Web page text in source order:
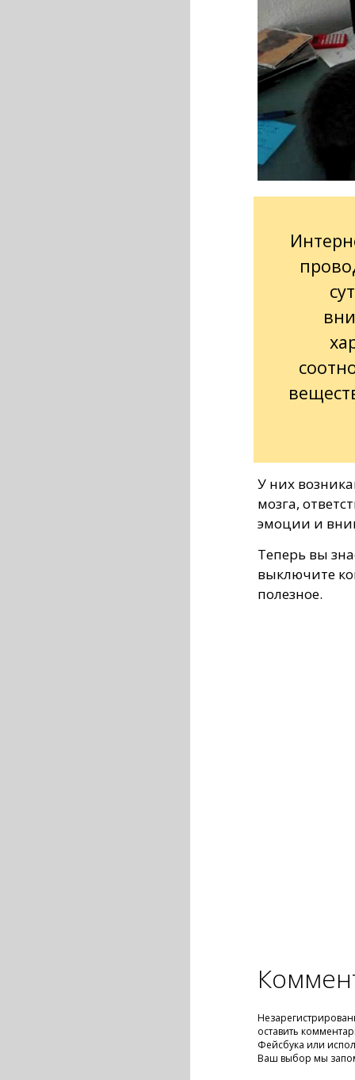
У них
мозга,
эмоции и
Теперь вы
выключите
полезное.
оставить
Фейсбука или
Ваш выбор мы